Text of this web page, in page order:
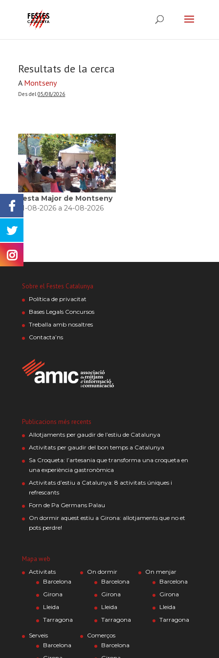
Resultats de la cerca
A Montseny
Des del05/08/2026
Festa Major de Montseny
21-08-2026 a 24-08-2026
Sobre el Festes Catalunya
Política de privacitat
Bases Legals Concursos
Treballa amb nosaltres
Contacta’ns
Publicacions més recents
Allotjaments per gaudir de l’estiu de Catalunya
Activitats per gaudir del bon temps a Catalunya
Sa Croqueta: l’artesania que transforma una croqueta en
una experiència gastronòmica
Activitats d’estiu a Catalunya: 8 activitats úniques i
refrescants
Forn de Pa Germans Palau
On dormir aquest estiu a Girona: allotjaments que no et
pots perdre!
Mapa web
Activitats
Barcelona
Girona
Lleida
Tarragona
On dormir
Barcelona
Girona
Lleida
Tarragona
On menjar
Barcelona
Girona
Lleida
Tarragona
Serveis
Barcelona
Comerços
Barcelona